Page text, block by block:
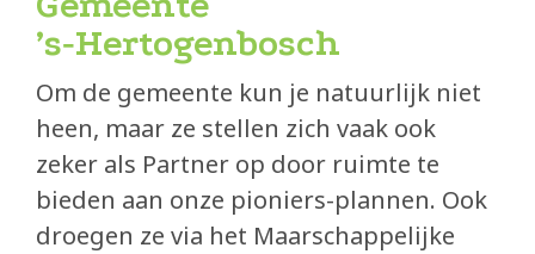
Buurderij
Buurtbabbels
Bouwen
Duurzaam bouwen
’s‑Hertogenbosch
Om de gemeente kun je natuurlijk niet
heen, maar ze stellen zich vaak ook
zeker als Partner op door ruimte te
bieden aan onze pioniers-plannen. Ook
droegen ze via het Maarschappelijke